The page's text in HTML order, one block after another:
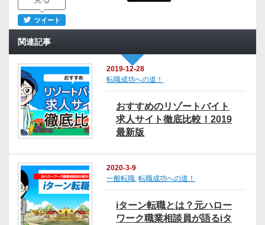
ツイート
関連記事
2019-12-28
転職成功への道！
おすすめのリゾートバイト
求人サイト徹底比較！2019
最新版
2020-3-9
一般転職,転職成功への道！
iターン転職とは？元ハロー
ワーク職業相談員が語るiタ